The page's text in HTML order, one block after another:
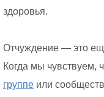
здоровья.
Отчуждение — это
Когда мы чувствуем,
группе или